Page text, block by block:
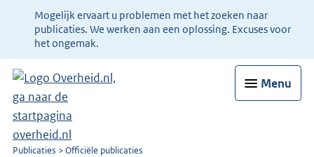
Ter
informatie:
Mogelijk ervaart u problemen met het zoeken naar
publicaties. We werken aan een oplossing. Excuses voor
het ongemak.
Menu
U
Publicaties Officiële publicaties